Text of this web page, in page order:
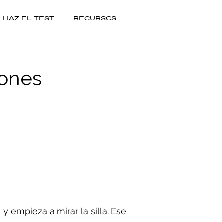
HAZ EL TEST RECURSOS
empieza a mirar la silla. Ese